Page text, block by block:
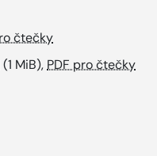
čtečky
(1 MiB), PDF pro čtečky